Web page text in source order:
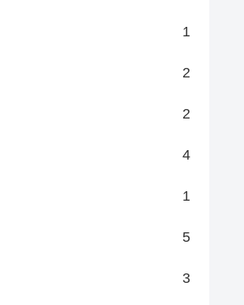
1
2
2
4
1
5
3